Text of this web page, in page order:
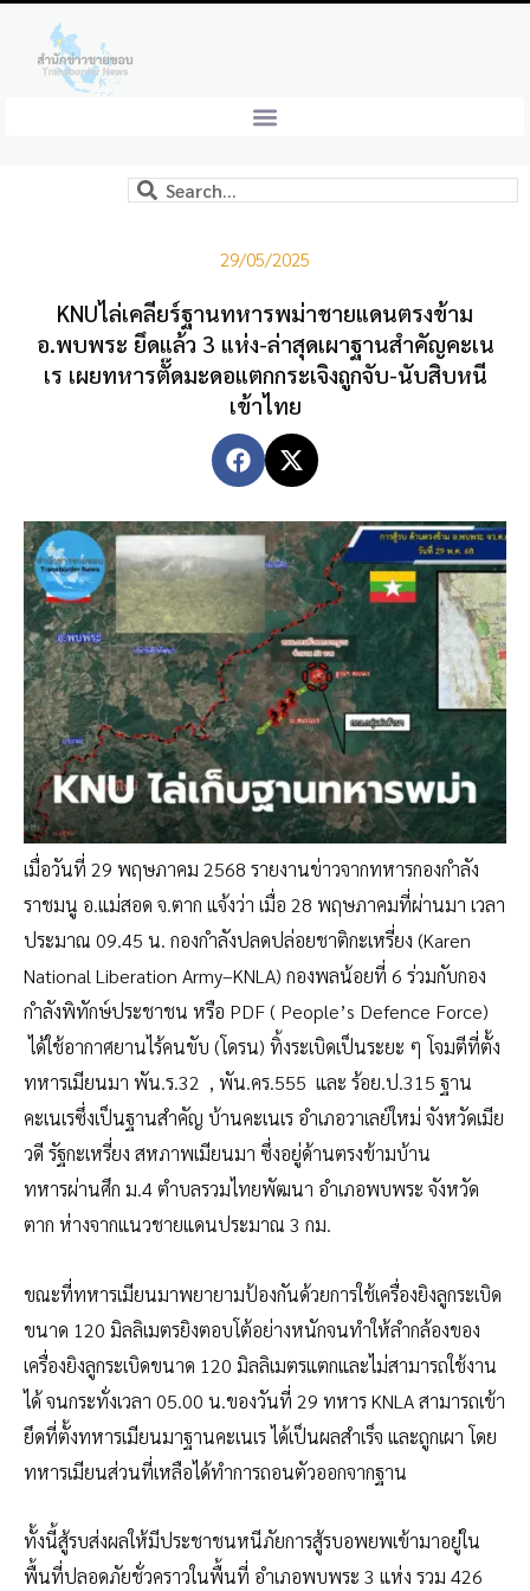
29/05/2025
KNUไล่เคลียร์ฐานทหารพม่าชายแดนตรงข้าม
อ.พบพระ ยึดแล้ว 3 แห่ง-ล่าสุดเผาฐานสำคัญคะเน
เร เผยทหารตั๊ดมะดอแตกกระเจิงถูกจับ-นับสิบหนี
เข้าไทย
เมื่อวันที่ 29 พฤษภาคม 2568 รายงานข่าวจากทหารกองกำลัง
ราชมนู อ.แม่สอด จ.ตาก แจ้งว่า เมื่อ 28 พฤษภาคมที่ผ่านมา เวลา
ประมาณ 09.45 น. กองกำลังปลดปล่อยชาติกะเหรี่ยง (Karen
National Liberation Army–KNLA) กองพลน้อยที่ 6 ร่วมกับกอง
กำลังพิทักษ์ประชาชน หรือ PDF ( People’s Defence Force)
ได้ใช้อากาศยานไร้คนขับ (โดรน) ทิ้งระเบิดเป็นระยะ ๆ โจมตีที่ตั้ง
ทหารเมียนมา พัน.ร.32 , พัน.คร.555 และ ร้อย.ป.315 ฐาน
คะเนเรซึ่งเป็นฐานสำคัญ บ้านคะเนเร อำเภอวาเลย์ใหม่ จังหวัดเมีย
วดี รัฐกะเหรี่ยง สหภาพเมียนมา ซึ่งอยู่ด้านตรงข้ามบ้าน
ทหารผ่านศึก ม.4 ตำบลรวมไทยพัฒนา อำเภอพบพระ จังหวัด
ตาก ห่างจากแนวชายแดนประมาณ 3 กม.
ขณะที่ทหารเมียนมาพยายามป้องกันด้วยการใช้เครื่องยิงลูกระเบิด
ขนาด 120 มิลลิเมตรยิงตอบโต้อย่างหนักจนทำให้ลำกล้องของ
เครื่องยิงลูกระเบิดขนาด 120 มิลลิเมตรแตกและไม่สามารถใช้งาน
ได้ จนกระทั่งเวลา 05.00 น.ของวันที่ 29 ทหาร KNLA สามารถเข้า
ยึดที่ตั้งทหารเมียนมาฐานคะเนเร ได้เป็นผลสำเร็จ และถูกเผา โดย
ทหารเมียนส่วนที่เหลือได้ทำการถอนตัวออกจากฐาน
ทั้งนี้สู้รบส่งผลให้มีประชาชนหนีภัยการสู้รบอพยพเข้ามาอยู่ใน
พื้นที่ปลอดภัยชั่วคราวในพื้นที่ อำเภอพบพระ 3 แห่ง รวม 426